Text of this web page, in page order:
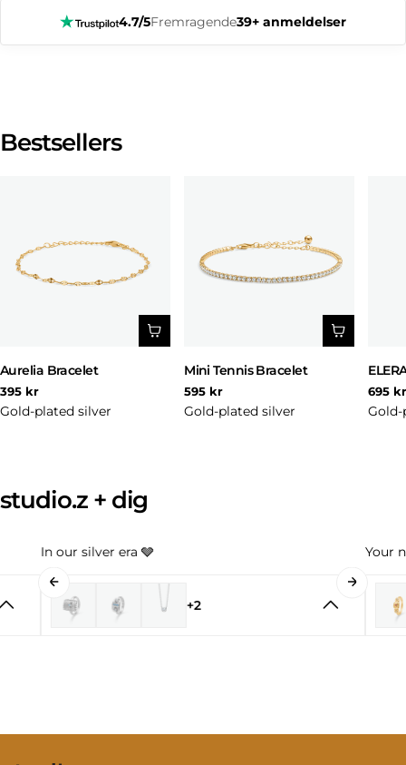
4.7/5Fremragende39+ anmeldelser
Bestsellers
Aurelia Bracelet
Regular
price
395 kr
Gold-plated silver
Mini Tennis Bracelet
Regular
price
595 kr
Gold-plated silver
price
695
studio.z + dig
In our silver era 🩶
+2
Your